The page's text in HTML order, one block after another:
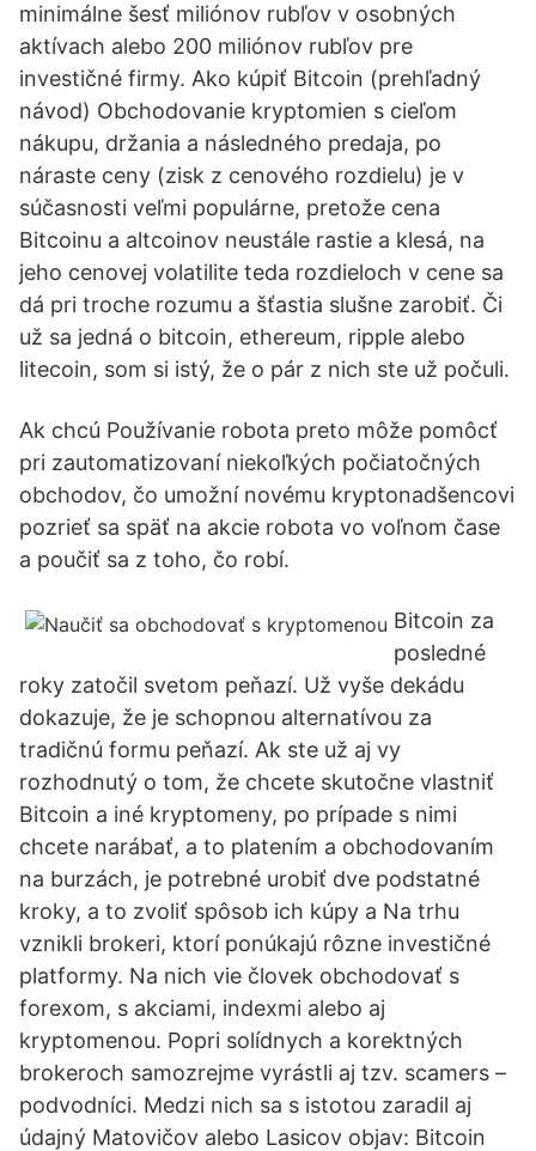
minimálne šesť miliónov rubľov v osobných
aktívach alebo 200 miliónov rubľov pre
investičné firmy. Ako kúpiť Bitcoin (prehľadný
návod) Obchodovanie kryptomien s cieľom
nákupu, držania a následného predaja, po
náraste ceny (zisk z cenového rozdielu) je v
súčasnosti veľmi populárne, pretože cena
Bitcoinu a altcoinov neustále rastie a klesá, na
jeho cenovej volatilite teda rozdieloch v cene sa
dá pri troche rozumu a šťastia slušne zarobiť. Či
už sa jedná o bitcoin, ethereum, ripple alebo
litecoin, som si istý, že o pár z nich ste už počuli.
Ak chcú Používanie robota preto môže pomôcť
pri zautomatizovaní niekoľkých počiatočných
obchodov, čo umožní novému kryptonadšencovi
pozrieť sa späť na akcie robota vo voľnom čase
a poučiť sa z toho, čo robí.
Bitcoin za
posledné
roky zatočil svetom peňazí. Už vyše dekádu
dokazuje, že je schopnou alternatívou za
tradičnú formu peňazí. Ak ste už aj vy
rozhodnutý o tom, že chcete skutočne vlastniť
Bitcoin a iné kryptomeny, po prípade s nimi
chcete narábať, a to platením a obchodovaním
na burzách, je potrebné urobiť dve podstatné
kroky, a to zvoliť spôsob ich kúpy a Na trhu
vznikli brokeri, ktorí ponúkajú rôzne investičné
platformy. Na nich vie človek obchodovať s
forexom, s akciami, indexmi alebo aj
kryptomenou. Popri solídnych a korektných
brokeroch samozrejme vyrástli aj tzv. scamers –
podvodníci. Medzi nich sa s istotou zaradil aj
údajný Matovičov alebo Lasicov objav: Bitcoin